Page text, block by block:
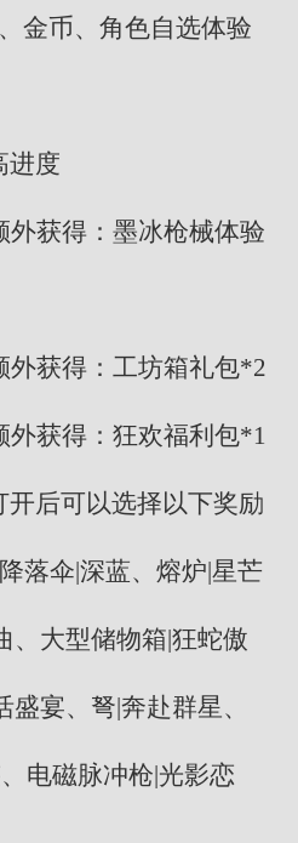
金币、角色自选体验
进度
外获得：墨冰枪械体验
外获得：工坊箱礼包*2
外获得：狂欢福利包*1
开后可以选择以下奖励
落伞|深蓝、熔炉|星芒
、大型储物箱|狂蛇傲
宴、弩|奔赴群星、
电磁脉冲枪|光影恋